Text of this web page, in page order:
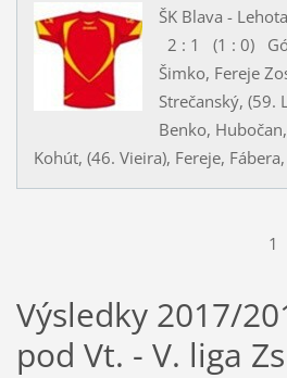
ŠK Blava -
2 : 1 (1 : 0)
Šimko, Fereje
Strečanský, (59.
Benko,
Kohút, (46. Vieira), Fereje,
1
Výsledky 2017/
pod Vt. - V. liga